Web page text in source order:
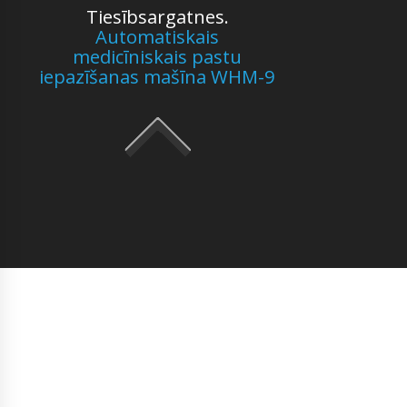
Tiesībsargatnes.
Automatiskais
medicīniskais pastu
iepazīšanas mašīna WHM-9